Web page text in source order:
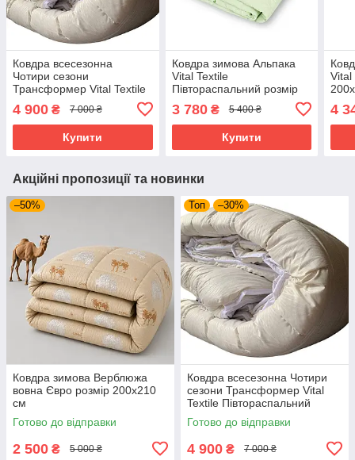
Ковдра всесезонна
Чотири сезони
Трансформер Vital Textile
Півтораспальний розмір
150х210 см
4 900 ₴ 7 000 ₴
Купити
Ковдра зимова Альпака
Vital Textile
Півтораспальний розмір
3 780₴ 5 400 ₴
Купити
Vital
4
Акційні пропозиції та новинки
–50%
Ковдра зимова Верблюжа
вовна Євро розмір 200х210
см
Готово до відправки
2 500 ₴ 5 000 ₴
Топ –30%
Ковдра всесезонна Чотири
сезони Трансформер Vital
Textile Півтораспальний
розмір 150х210 см
Готово до відправки
4 900 ₴ 7 000 ₴